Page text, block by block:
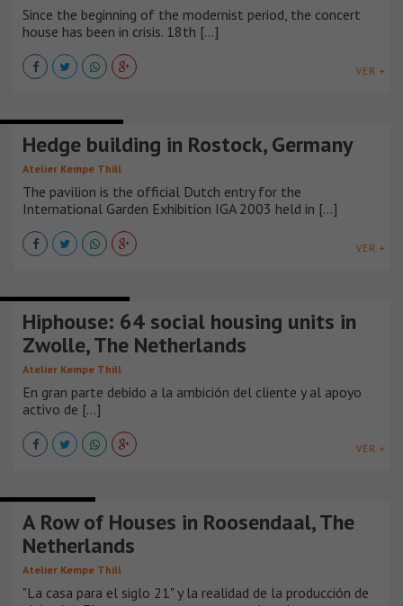
Since the beginning of the modernist period, the concert
house has been in crisis. 18th [...]
VER +
Hedge building in Rostock, Germany
Atelier Kempe Thill
The pavilion is the official Dutch entry for the
International Garden Exhibition IGA 2003 held in [...]
VER +
Hiphouse: 64 social housing units in
Zwolle, The Netherlands
Atelier Kempe Thill
En gran parte debido a la ambición del cliente y al apoyo
activo de [...]
VER +
A Row of Houses in Roosendaal, The
Netherlands
Atelier Kempe Thill
"La casa para el siglo 21" y la realidad de la producción de